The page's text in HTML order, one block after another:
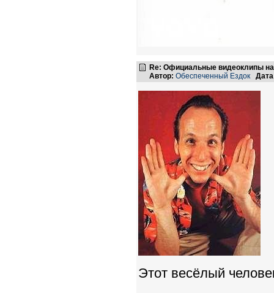
Re: Официальные видеоклипы
Автор: Обеспеченный Ездок
Этот весёлый